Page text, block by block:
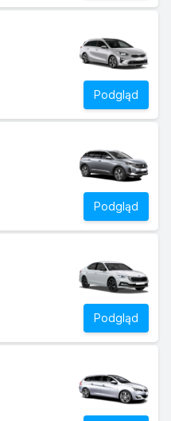
Podgląd
Podgląd
Podgląd